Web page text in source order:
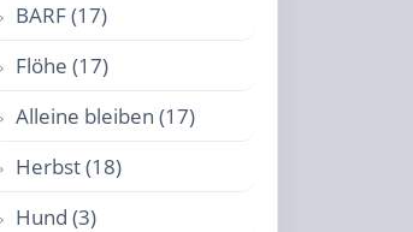
BARF (17)
Flöhe (17)
Alleine bleiben (17)
Herbst (18)
Hund (3)